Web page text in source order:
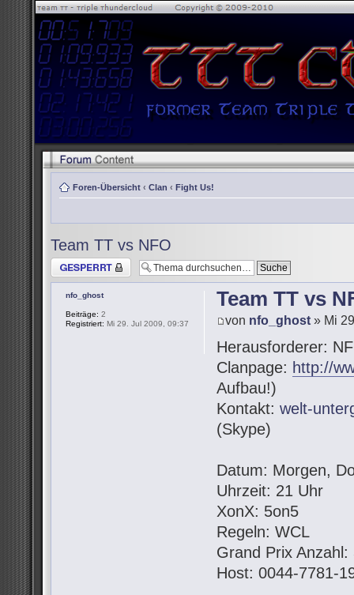
Foren-Übersicht ‹ Clan ‹ Fight Us!
Team TT vs NFO
Thema gesperrt
Team TT vs
von nfo_ghost » Mi
Herausforderer:
Clanpage: http://
Aufbau!)
Kontakt:welt-
(Skype)
Datum: Morgen,
Uhrzeit: 21 Uhr
XonX: 5on5
Regeln: WCL
Grand Prix Anzahl:
Host: 0044-7781-
nfo_ghost
Beiträge: 2
Registriert: Mi 29. Jul 2009, 09:37